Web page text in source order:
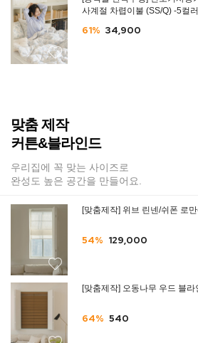
사계절 차렵이불 (SS/Q) -5컬러
61% 34,900
맞춤 제작
커튼&블라인드
우리집에 꼭 맞는 사이즈로
완성도 높은 공간을 만들어요.
[맞춤제작] 위브 린넨/쉬폰 로
54% 129,000
[맞춤제작] 오동나무 우드 블라
64% 540